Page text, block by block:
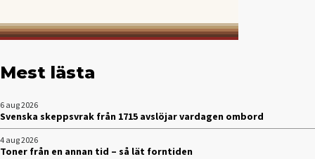
Mest lästa
6 aug 2026
Svenska skeppsvrak från 1715 avslöjar vardagen ombord
4 aug 2026
Toner från en annan tid – så lät forntiden